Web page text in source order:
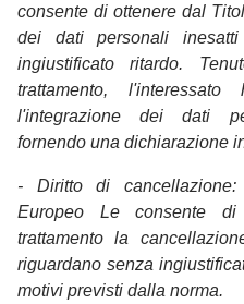
consente di ottenere dal
dei dati personali
ingiustificato ritardo.
trattamento,
l'integrazione dei dati
fornendo una dichiarazione
- Diritto di
Europeo Le consente
trattamento la
riguardano senza
motivi previsti dalla norma.